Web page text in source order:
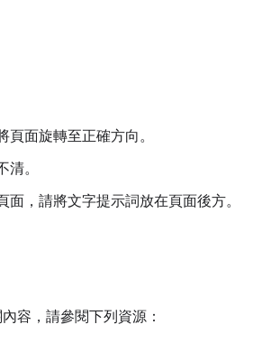
頁面旋轉至正確方向。
清。
面，請將文字提示詞放在頁面後方。
容，請參閱下列資源：